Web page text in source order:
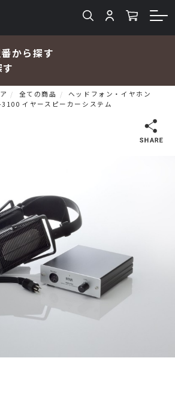
から探す
検索
バー
・D/Aコンバーター
トランス
全ての商品
ヘッドフォン・イヤホン
イヤースピーカーシステム